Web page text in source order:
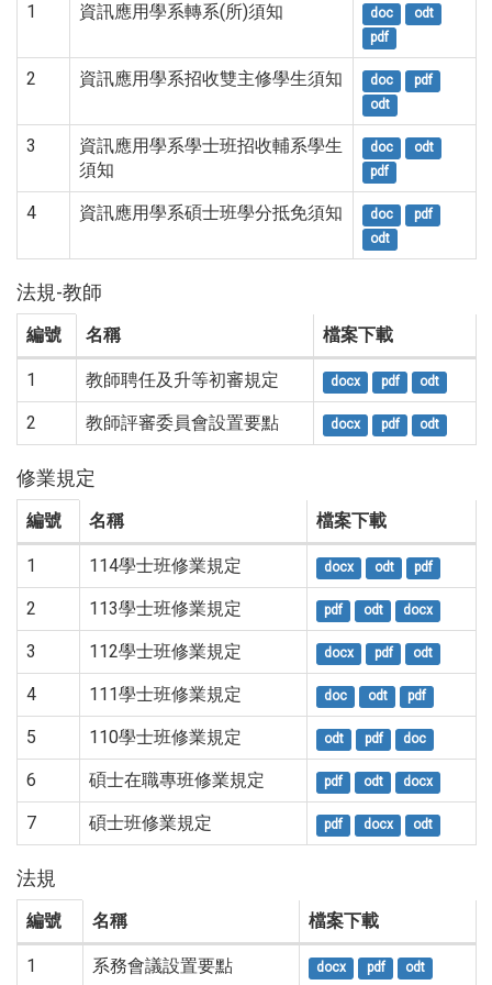
1 資訊應用學系轉系(所)須知 doc
odt
pdf
2 資訊應用學系招收雙主修學生須知 doc
pdf
odt
3
資訊應用學系學士班招收輔系學生
須知
doc
odt
pdf
4 資訊應用學系碩士班學分抵免須知 doc
pdf
odt
法規-教師
編號 名稱 檔案下載
1 教師聘任及升等初審規定 docx pdf odt
2 教師評審委員會設置要點 docx pdf odt
修業規定
編號 名稱 檔案下載
1 114學士班修業規定 docx odt pdf
2 113學士班修業規定 pdf odt docx
3 112學士班修業規定 docx pdf odt
4 111學士班修業規定 doc odt pdf
5 110學士班修業規定 odt pdf doc
6 碩士在職專班修業規定 pdf odt docx
7 碩士班修業規定 pdf docx odt
法規
編號 名稱 檔案下載
1 系務會議設置要點 docx pdf odt